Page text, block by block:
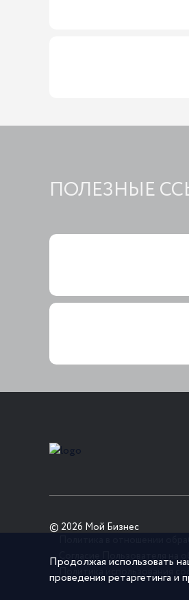
Продолжая использовать
проведения ретаргетинга и
ПОЛЕЗНЫЕ
© 2026 Мой Бизнес
Согласие Пользователя на